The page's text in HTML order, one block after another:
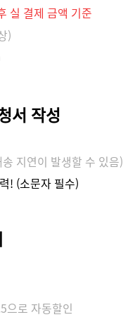
실 결제 금액 기준
)
서 작성
지연이 발생할 수 있음)
! (소문자 필수)
으로 자동할인